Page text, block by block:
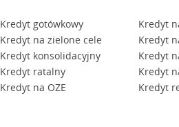
Kredyt gotówkowy
Kredyt na zielone cele
Kredyt konsolidacyjny
Kredyt ratalny
Kredyt na OZE
Kredyt
Kredyt
Kredyt
Kredyt
Kredyt